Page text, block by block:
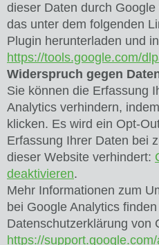
dieser Daten durch
das unter dem folgenden
Plugin herunterladen und
https://tools.google.com/
Widerspruch gegen
Sie können die Erfassung
Analytics verhindern,
klicken. Es wird ein Opt-
Erfassung Ihrer Daten bei
dieser Website verhindert:
deaktivieren.
Mehr Informationen zum
bei Google Analytics
Datenschutzerklärung von
https://